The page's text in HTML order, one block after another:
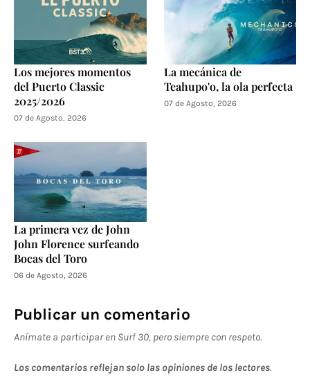
Los mejores momentos
del Puerto Classic
2025/2026
07 de Agosto, 2026
La mecánica de
Teahupo'o, la ola perfecta
07 de Agosto, 2026
La primera vez de John
John Florence surfeando
Bocas del Toro
06 de Agosto, 2026
Publicar un comentario
Anímate a participar en Surf 30, pero siempre con respeto.
Los comentarios reflejan solo las opiniones de los lectores.